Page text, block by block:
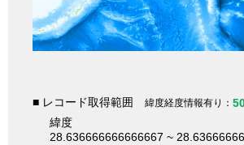
■ レコード取得範囲 緯度経度情報有り：
緯度
28.636666666666667 ~